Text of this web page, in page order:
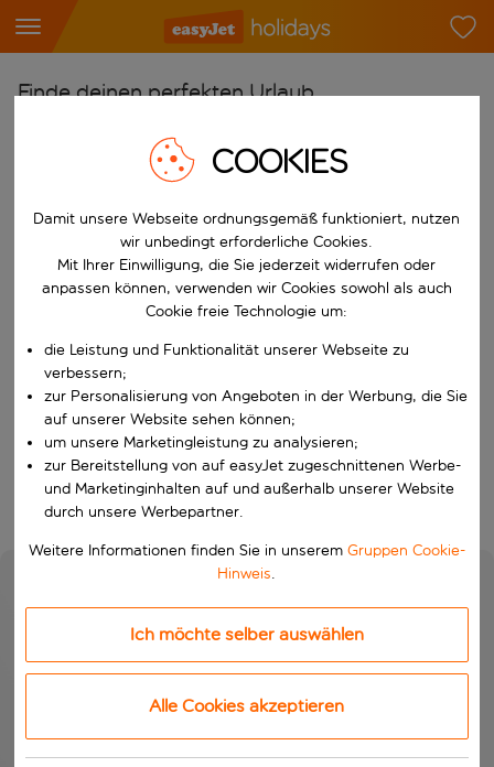
Finde deinen perfekten Urlaub
Beginne mit der Eingabe für die automatische
Flughafen wählen
Beginne mit der Eingabe für die automatische
Reiseziel wählen
Nach
Wähle ein Ab- und Rückflugdatum aus.
Reisezeitraum wählen
Wann
Wer
Suchen
COOKIES
Damit unsere Webseite ordnungsgemäß funktioniert, nutzen
wir unbedingt erforderliche Cookies.
Mit Ihrer Einwilligung, die Sie jederzeit widerrufen oder
anpassen können, verwenden wir Cookies sowohl als auch
Cookie freie Technologie um:
die Leistung und Funktionalität unserer Webseite zu
verbessern;
zur Personalisierung von Angeboten in der Werbung, die Sie
auf unserer Website sehen können;
um unsere Marketingleistung zu analysieren;
zur Bereitstellung von auf easyJet zugeschnittenen Werbe-
und Marketinginhalten auf und außerhalb unserer Website
durch unsere Werbepartner.
Weitere Informationen finden Sie in unserem Gruppen Cookie-
Hinweis.
Ich möchte selber auswählen
Alle Cookies akzeptieren